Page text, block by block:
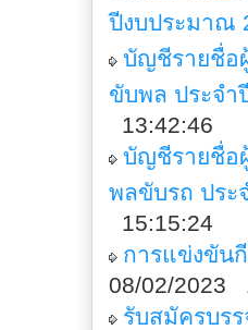
ปีงบประมาณ
บัญชีรายชื่อ
ขับพล ประจำ
13:42:46
บัญชีรายชื่อ
พลขับรถ ประ
15:15:24
การแข่งขัน
08/02/2023
รับสมัครบร